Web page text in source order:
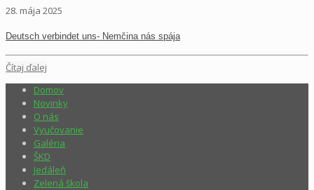
28. mája 2025
Deutsch verbindet uns- Nemčina nás spája
Čítaj ďalej
Domov
Novinky
O nás
Vyučovanie
Galéria
ŠKD
Jedáleň
Zelená škola